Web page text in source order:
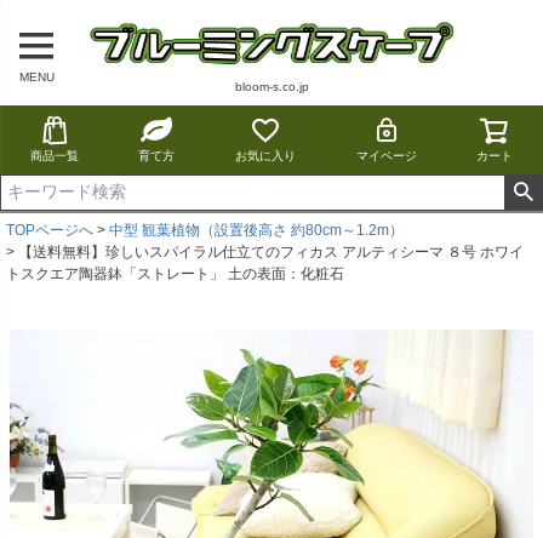
MENU
bloom-s.co.jp
商品一覧 育て方 お気に入り マイページ カート
TOPページへ
中型 観葉植物（設置後高さ 約80cm～1.2m）
【送料無料】珍しいスパイラル仕立てのフィカス アルティシーマ ８号 ホワイ
トスクエア陶器鉢「ストレート」 土の表面：化粧石